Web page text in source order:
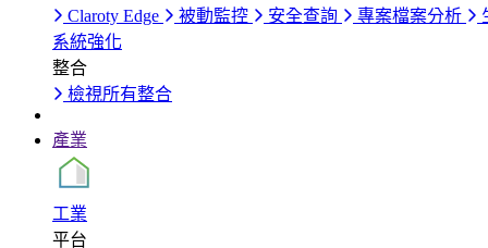
Claroty Edge
被動監控 安全查詢 專案檔案分析
系統強化
整合
檢視所有整合
產業
工業
平台